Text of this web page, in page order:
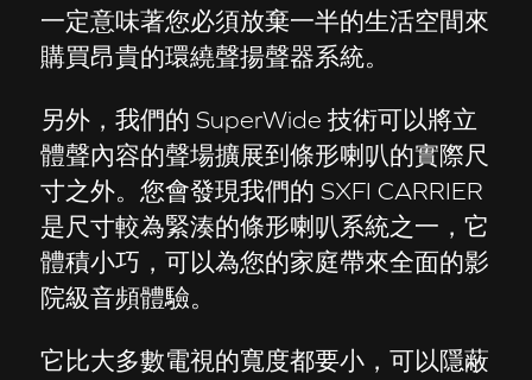
一定意味著您必須放棄一半的生活空間來
購買昂貴的環繞聲揚聲器系統。
另外，我們的 SuperWide 技術可以將立
體聲內容的聲場擴展到條形喇叭的實際尺
寸之外。您會發現我們的 SXFI CARRIER
是尺寸較為緊湊的條形喇叭系統之一，它
體積小巧，可以為您的家庭帶來全面的影
院級音頻體驗。
它比大多數電視的寬度都要小，可以隱蔽